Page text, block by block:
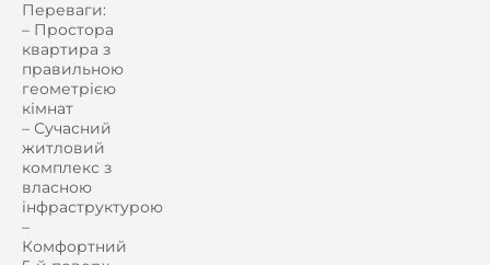
Переваги:
– Простора
квартира з
правильною
геометрією
кімнат
– Сучасний
житловий
комплекс з
власною
інфраструктурою
–
Комфортний